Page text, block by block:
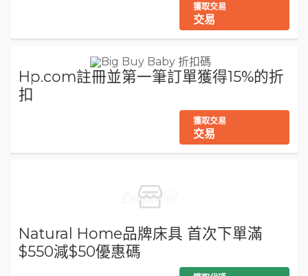
獲取交易
交易
Hp.com註冊並第一筆訂單獲得15%的折
扣
獲取交易
交易
Natural Home品牌床具 首次下單滿
$550減$50優惠碼